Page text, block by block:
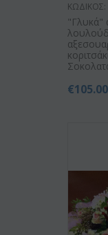
ΚΩΔΙΚΟΣ:
"Γλυκά"
€105.00